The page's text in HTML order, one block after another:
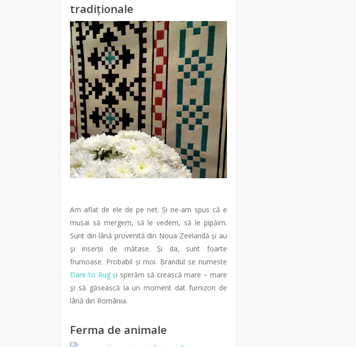
tradiționale
Am aflat de ele de pe net. Și ne-am spus că e
musai să mergem, să le vedem, să le pipăim.
Sunt din lână provenită din Noua Zeelandă și au
şi inserții de mătase. Și da, sunt foarte
frumoase. Probabil și moi. Brandul se numeste
Dare to Rug și sperăm să crească mare – mare
şi să găsească la un moment dat furnizori de
lână din România.
Ferma de animale